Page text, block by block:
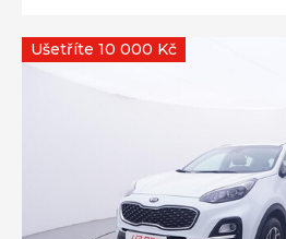
Ušetříte 10 000 Kč